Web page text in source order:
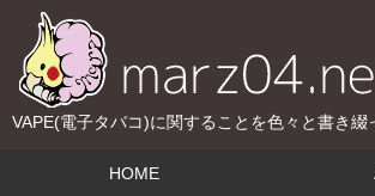
VAPE(電子タバコ)に関することを色々と書き綴
HOME